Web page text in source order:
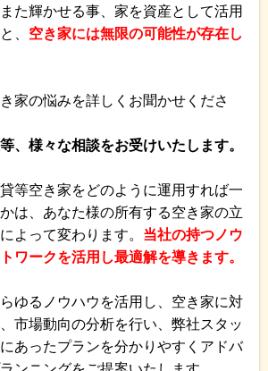
た輝かせる事、家を資産として活用
、 空き家には無限の可能性が存在し
家の悩みを詳しくお聞かせくださ
等、様々な相談をお受けいたします。
等空き家をどのように運用すれば一
は、あなた様の所有する空き家の立
よって変わります。 当社の持つノウ
ワークを活用し最適解を導きます。
ゆるノウハウを活用し、空き家に対
市場動向の分析を行い、弊社スタッ
あったプランを分かりやすくアドバ